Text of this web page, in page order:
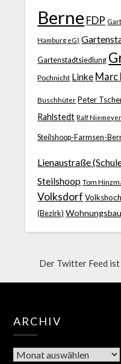
Berne FDP
Hamburg eG)
Gartenstadtsiedlung
Pochnicht Linke Marc
Buschhüter Peter
Rahlstedt Ralf Niemeyer
Steilshoop-Farmsen-
Lienaustraße
Steilshoop Tom
Volksdorf
(Bezirk) Wohnungsbau
Der Twitter Feed
ARCHIV